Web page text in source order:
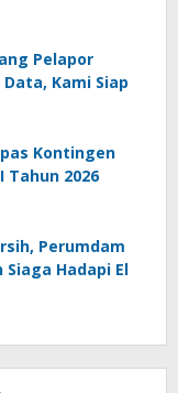
Pelapor
Kami Siap
Kontingen
Tahun 2026
Perumdam
Hadapi El